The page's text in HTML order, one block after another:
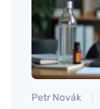
Petr Novák